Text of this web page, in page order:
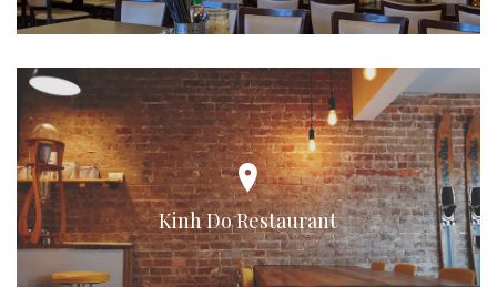
Kinh Do Restaurant